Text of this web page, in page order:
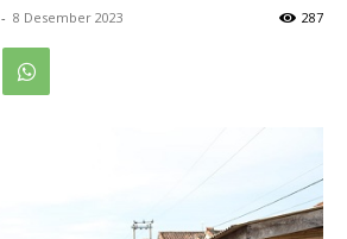
- 8 Desember 2023 287